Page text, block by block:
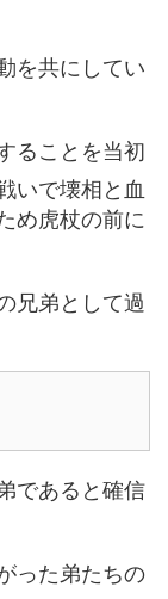
を共にしてい
ることを当初
いで壊相と血
め虎杖の前に
兄弟として過
であると確信
った弟たちの